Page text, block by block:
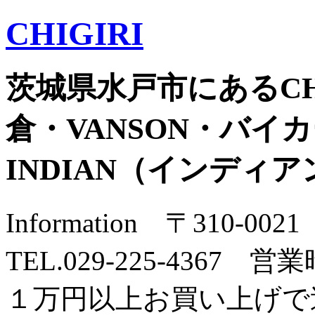
CHIGIRI
茨城県水戸市にある
倉・VANSON・バイ
INDIAN（インディア
Information 〒310-
TEL.029-225-4367 営業
１万円以上お買い上げ